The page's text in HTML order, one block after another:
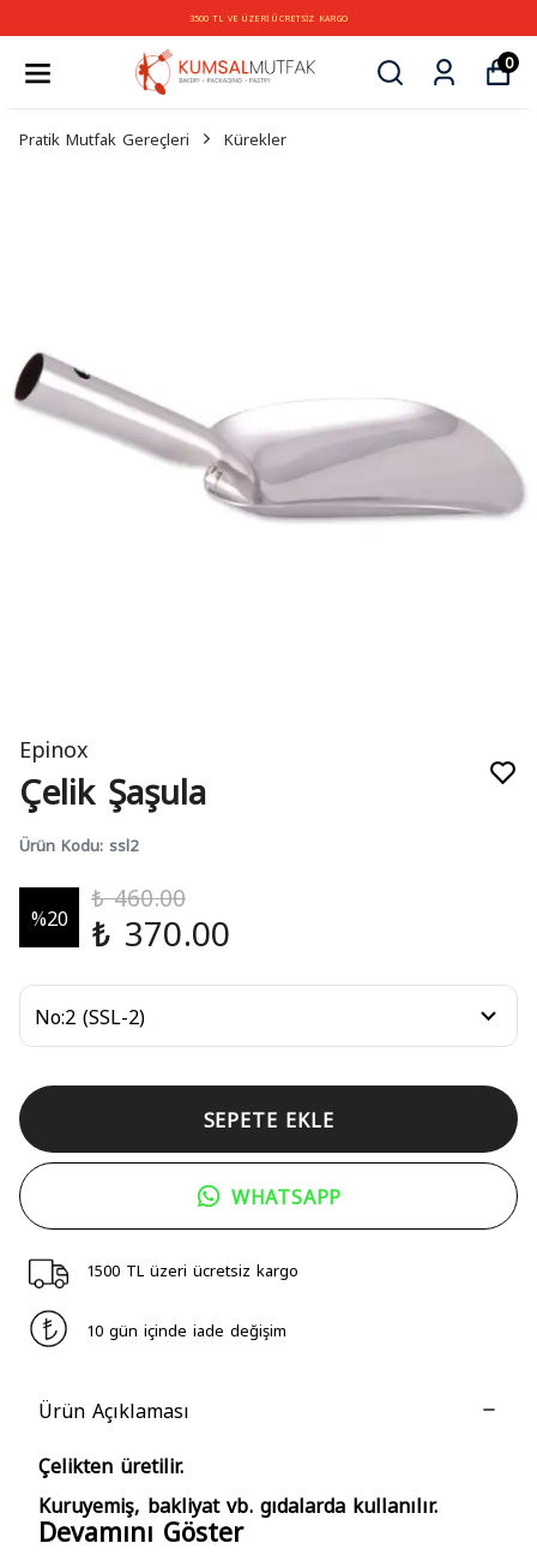
3500 TL VE ÜZERİ ÜCRETSİZ KARGO
0
Pratik Mutfak Gereçleri Kürekler
Epinox
Çelik Şaşula
Ürün Kodu: ssl2
%20
₺ 460.00
₺ 370.00
SEPETE EKLE
WHATSAPP
1500 TL üzeri ücretsiz kargo
10 gün içinde iade değişim
Ürün Açıklaması
Çelikten üretilir.
Kuruyemiş, bakliyat vb. gıdalarda kullanılır.
Devamını Göster